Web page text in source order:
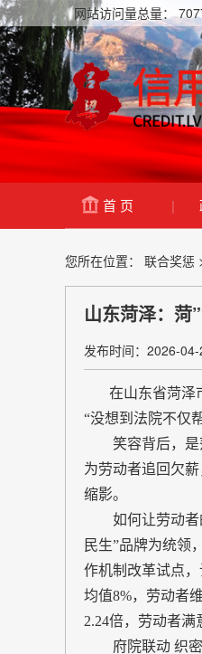
网站访问量总量：
首 页 |
您所在位置： 联合奖惩
山东菏泽：菏
发布时间：2026-04-
在山东省菏泽市
“没想到法院不仅
笑容背后，是菏
为劳动者追回欠
缩影。
如何让劳动者的
民生”品牌为统领
作机制改革试点
均值8%，劳动者
2.24倍，劳动者满
府院联动 织密